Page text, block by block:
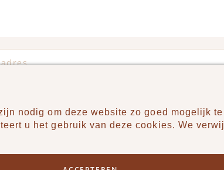
Pudilo
nodig om deze website zo goed mogelijk
u het gebruik van deze cookies. We